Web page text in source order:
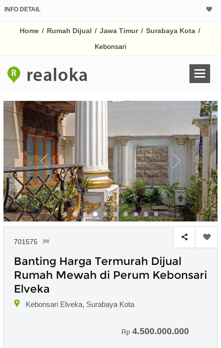
INFO DETAIL
Home / Rumah Dijual / Jawa Timur / Surabaya Kota /
Kebonsari
701575
Banting Harga Termurah Dijual
Rumah Mewah di Perum Kebonsari
Elveka
Kebonsari Elveka, Surabaya Kota
Rp 4.500.000.000
Harga Rp
% /th
Untuk hasil simulasi
pada kotak-
Simpan